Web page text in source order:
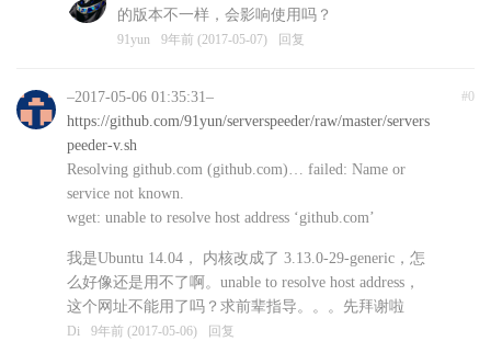
的版本不一样，会影响使用吗？
91yun 9年前 (2017-05-07) 回复
#0
–2017-05-06 01:35:31–
https://github.com/91yun/serverspeeder/raw/master/servers
peeder-v.sh
Resolving github.com (github.com)… failed: Name or
service not known.
wget: unable to resolve host address ‘github.com’
我是Ubuntu 14.04， 内核改成了 3.13.0-29-generic，怎
么好像还是用不了啊。unable to resolve host address，
这个网址不能用了吗？求前辈指导。。。先拜谢啦
Di 9年前 (2017-05-06) 回复